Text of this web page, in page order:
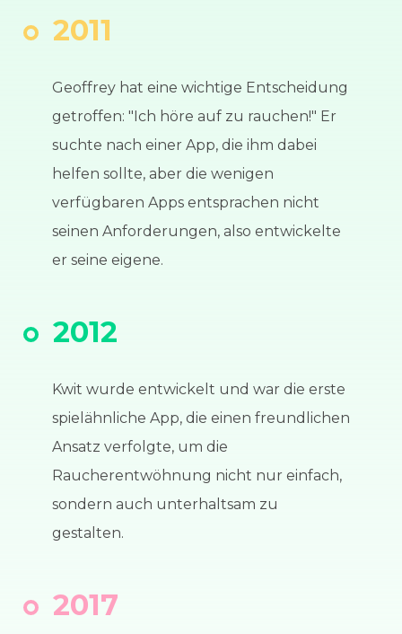
2011
Geoffrey hat eine wichtige Entscheidung
getroffen: "Ich höre auf zu rauchen!" Er
suchte nach einer App, die ihm dabei
helfen sollte, aber die wenigen
verfügbaren Apps entsprachen nicht
seinen Anforderungen, also entwickelte
er seine eigene.
2012
Kwit wurde entwickelt und war die erste
spielähnliche App, die einen freundlichen
Ansatz verfolgte, um die
Raucherentwöhnung nicht nur einfach,
sondern auch unterhaltsam zu
gestalten.
2017